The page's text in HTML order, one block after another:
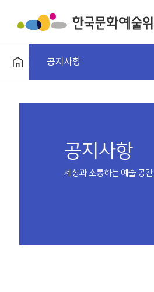
공지사항
공지사항
세상과 소통하는 예술 공간